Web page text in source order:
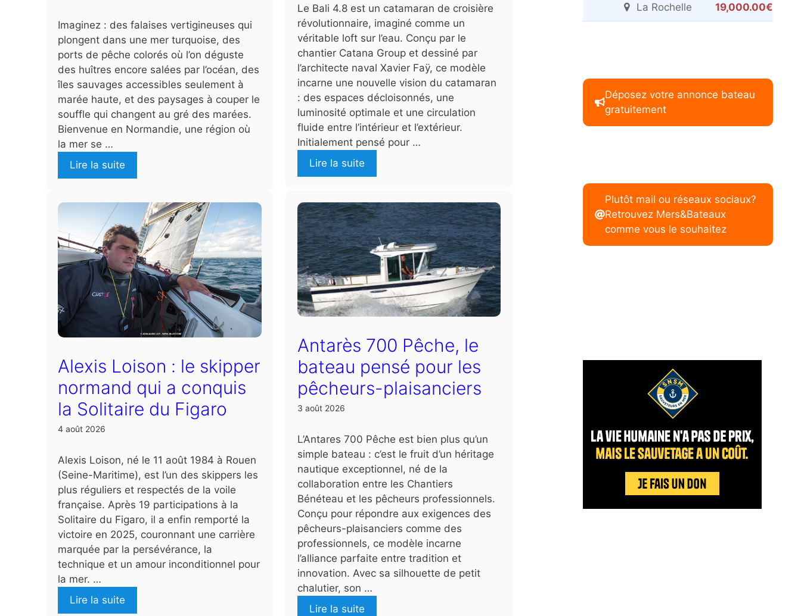
Imaginez : des falaises vertigineuses qui
plongent dans une mer turquoise, des
ports de pêche colorés où l’on déguste
des huîtres encore salées par l’océan, des
îles sauvages accessibles seulement à
marée haute, et des paysages à couper le
souffle qui changent au gré des marées.
Bienvenue en Normandie, une région où
la mer se …
Lire la suite
Le Bali 4.8 est un catamaran de croisière
révolutionnaire, imaginé comme un
véritable loft sur l’eau. Conçu par le
chantier Catana Group et dessiné par
l’architecte naval Xavier Faÿ, ce modèle
incarne une nouvelle vision du catamaran
: des espaces décloisonnés, une
luminosité optimale et une circulation
fluide entre l’intérieur et l’extérieur.
Initialement pensé pour …
Lire la suite
Alexis Loison : le skipper
normand qui a conquis
la Solitaire du Figaro
4 août 2026
Alexis Loison, né le 11 août 1984 à Rouen
(Seine-Maritime), est l’un des skippers les
plus réguliers et respectés de la voile
française. Après 19 participations à la
Solitaire du Figaro, il a enfin remporté la
victoire en 2025, couronnant une carrière
marquée par la persévérance, la
technique et un amour inconditionnel pour
la mer. …
Lire la suite
Antarès 700 Pêche, le
bateau pensé pour les
pêcheurs-plaisanciers
3 août 2026
L’Antares 700 Pêche est bien plus qu’un
simple bateau : c’est le fruit d’un héritage
nautique exceptionnel, né de la
collaboration entre les Chantiers
Bénéteau et les pêcheurs professionnels.
Conçu pour répondre aux exigences des
pêcheurs-plaisanciers comme des
professionnels, ce modèle incarne
l’alliance parfaite entre tradition et
innovation. Avec sa silhouette de petit
chalutier, son …
Lire la suite
La Rochelle
19,000.00€
Déposez votre annonce bateau
gratuitement
Plutôt mail ou réseaux sociaux?
Retrouvez Mers&Bateaux
comme vous le souhaitez